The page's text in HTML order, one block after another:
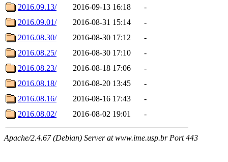
2016.09.13/
2016-09-13 16:18
-
2016.09.01/
2016-08-31 15:14
-
2016.08.30/
2016-08-30 17:12
-
2016.08.25/
2016-08-30 17:10
-
2016.08.23/
2016-08-18 17:06
-
2016.08.18/
2016-08-20 13:45
-
2016.08.16/
2016-08-16 17:43
-
2016.08.02/
2016-08-02 19:01 -
Apache/2.4.67 (Debian) Server at www.ime.usp.br Port 443